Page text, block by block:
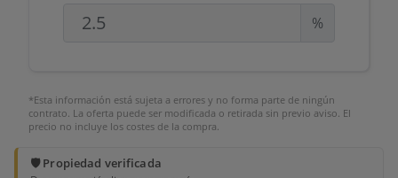
%
*Esta información está sujeta a errores y no forma parte de ningún
contrato. La oferta puede ser modificada o retirada sin previo aviso. El
precio no incluye los costes de la compra.
🛡️ Propiedad verificada